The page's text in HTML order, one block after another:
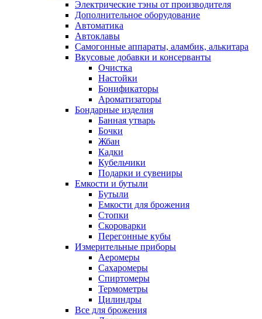
Электрические тэны от производителя
Дополнительное оборудование
Автоматика
Автоклавы
Самогонные аппараты, аламбик, алькитара
Вкусовые добавки и консерванты
Очистка
Настойки
Бонификаторы
Ароматизаторы
Бондарные изделия
Банная утварь
Бочки
Жбан
Кадки
Кубельчики
Подарки и сувениры
Емкости и бутыли
Бутыли
Емкости для брожения
Стопки
Скороварки
Перегонные кубы
Измерительные приборы
Аеромеры
Сахаромеры
Спиртомеры
Термометры
Цилиндры
Все для брожения